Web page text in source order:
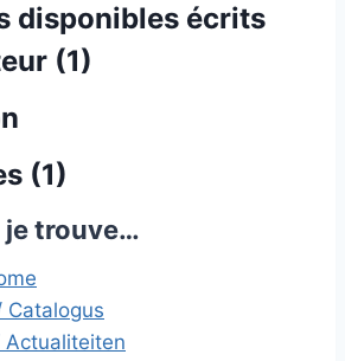
disponibles écrits
(1)
(1)
je trouve…
Catalogus